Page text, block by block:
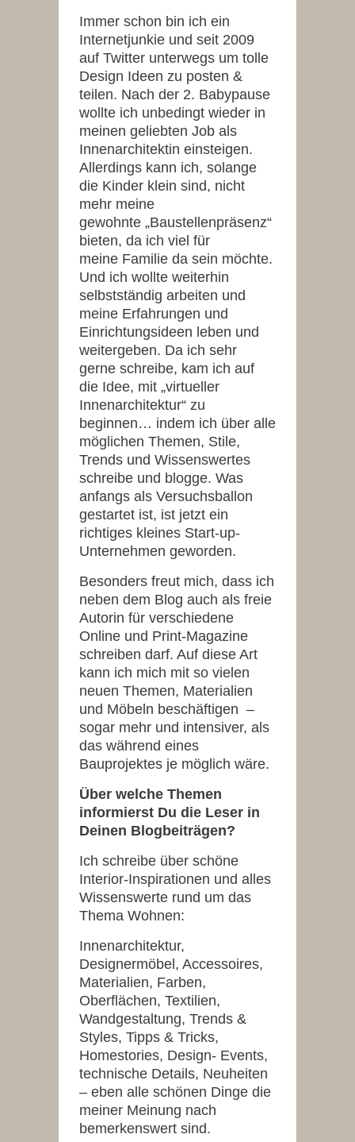
Immer schon bin ich ein
Internetjunkie und seit 2009
auf Twitter unterwegs um tolle
Design Ideen zu posten &
teilen. Nach der 2. Babypause
wollte ich unbedingt wieder in
meinen geliebten Job als
Innenarchitektin einsteigen.
Allerdings kann ich, solange
die Kinder klein sind, nicht
mehr meine
gewohnte „Baustellenpräsenz“
bieten, da ich viel für
meine Familie da sein möchte.
Und ich wollte weiterhin
selbstständig arbeiten und
meine Erfahrungen und
Einrichtungsideen leben und
weitergeben. Da ich sehr
gerne schreibe, kam ich auf
die Idee, mit „virtueller
Innenarchitektur“ zu
beginnen… indem ich über alle
möglichen Themen, Stile,
Trends und Wissenswertes
schreibe und blogge. Was
anfangs als Versuchsballon
gestartet ist, ist jetzt ein
richtiges kleines Start-up-
Unternehmen geworden.
Besonders freut mich, dass ich
neben dem Blog auch als freie
Autorin für verschiedene
Online und Print-Magazine
schreiben darf. Auf diese Art
kann ich mich mit so vielen
neuen Themen, Materialien
und Möbeln beschäftigen –
sogar mehr und intensiver, als
das während eines
Bauprojektes je möglich wäre.
Über welche Themen
informierst Du die Leser in
Deinen Blogbeiträgen?
Ich schreibe über schöne
Interior-Inspirationen und alles
Wissenswerte rund um das
Thema Wohnen:
Innenarchitektur,
Designermöbel, Accessoires,
Materialien, Farben,
Oberflächen, Textilien,
Wandgestaltung, Trends &
Styles, Tipps & Tricks,
Homestories, Design- Events,
technische Details, Neuheiten
– eben alle schönen Dinge die
meiner Meinung nach
bemerkenswert sind.